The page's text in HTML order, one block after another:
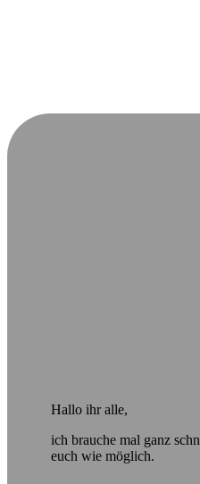
Hallo ihr alle,
ich brauche mal ganz
euch wie möglich.